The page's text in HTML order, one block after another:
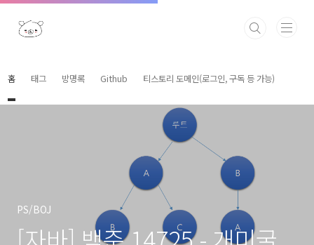
본문 바로가기
홈 태그 방명록 Github 티스토리 도메인(로그인, 구독 등 가능)
PS/BOJ